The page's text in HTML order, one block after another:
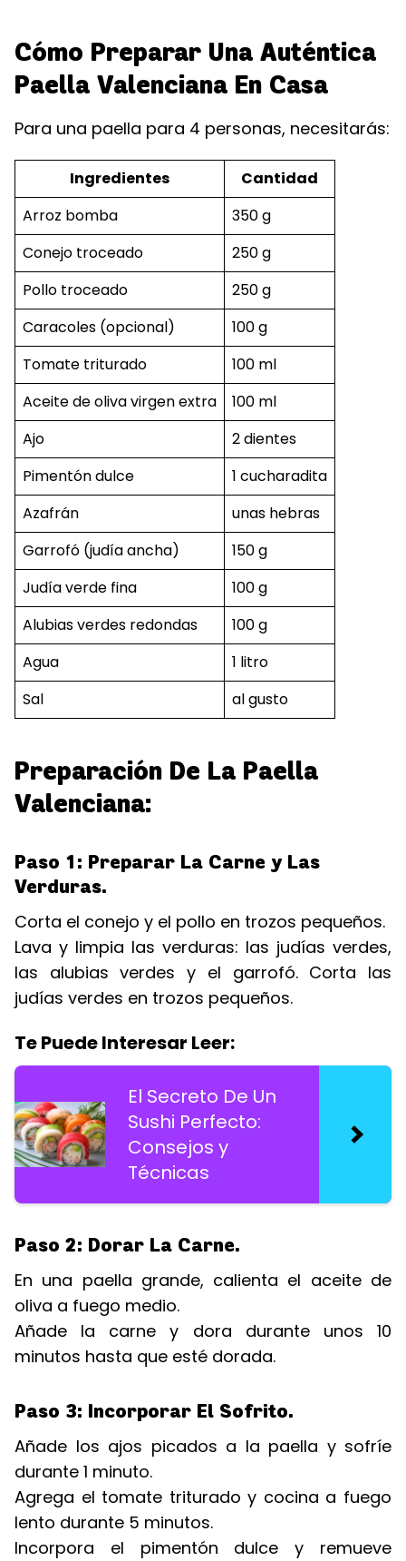
Cómo Preparar Una Auténtica
Paella Valenciana En Casa
Para una paella para 4 personas, necesitarás:
Ingredientes
Cantidad
Arroz bomba
350 g
Conejo troceado
250 g
Pollo troceado
250 g
Caracoles (opcional)
100 g
Tomate triturado
100 ml
Aceite de oliva virgen extra
100 ml
Ajo
2 dientes
Pimentón dulce
1 cucharadita
Azafrán
unas hebras
Garrofó (judía ancha)
150 g
Judía verde fina
100 g
Alubias verdes redondas
100 g
Agua
1 litro
Sal
al gusto
Preparación De La Paella
Valenciana:
Paso 1: Preparar La Carne y Las
Verduras.
Corta el conejo y el pollo en trozos pequeños.
Lava y limpia las verduras: las judías verdes,
las alubias verdes y el garrofó. Corta las
judías verdes en trozos pequeños.
Te Puede Interesar Leer:
El Secreto De Un
Sushi Perfecto:
Consejos y
Técnicas
Paso 2: Dorar La Carne.
En una paella grande, calienta el aceite de
oliva a fuego medio.
Añade la carne y dora durante unos 10
minutos hasta que esté dorada.
Paso 3: Incorporar El Sofrito.
Añade los ajos picados a la paella y sofríe
durante 1 minuto.
Agrega el tomate triturado y cocina a fuego
lento durante 5 minutos.
Incorpora el pimentón dulce y remueve